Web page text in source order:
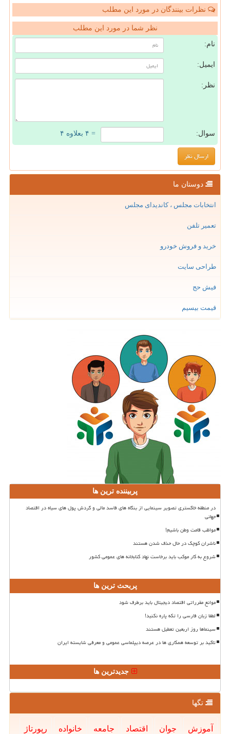
نظرات بینندگان در مورد این مطلب
نظر شما در مورد این مطلب
نام:
ایمیل:
نظر:
سوال: = ۴ بعلاوه ۴
دوستان ما
انتخابات مجلس ، کاندیدای مجلس
تعمیر تلفن
خرید و فروش خودرو
طراحی سایت
فیش حج
قیمت بیسیم
پربیننده ترین ها
در منطقه خاکستری تصویر سینمایی از بنگاه های فاسد مالی و گردش پول های سیاه در اقتصاد
جهانی
مواظب قامت وطن باشیم!
ناشران کوچک در حال حذف شدن هستند
شروع به کار موکب باید برخاست نهاد کتابخانه های عمومی کشور
پربحث ترین ها
موانع مقرراتی اقتصاد دیجیتال باید برطرف شود
لطفا زبان فارسی را تکه پاره نکنید!
سینماها روز اربعین تعطیل هستند
تاکید بر توسعه همکاری ها در عرصه دیپلماسی عمومی و معرفی شایسته ایران
جدیدترین ها
تگها
آموزش جوان اقتصاد جامعه خانواده رپورتاژ